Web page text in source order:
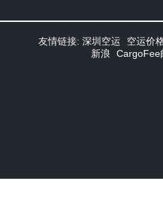
友情链接: 深圳空运
空运价
新浪
CargoFee